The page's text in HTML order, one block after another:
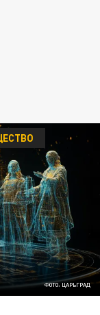
ФОТО: ЦАРЬГРАД